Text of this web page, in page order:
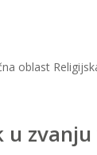
oblast
u